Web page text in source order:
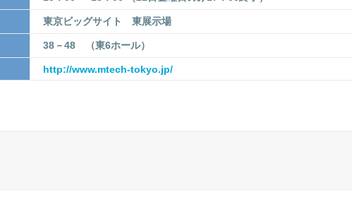
東京ビッグサイト 東展示場
38－48 （東6ホール）
http://www.mtech-tokyo.jp/